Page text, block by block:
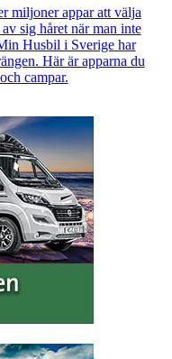
miljoner appar att välja
sig håret när man inte
Husbil i Sverige har
Här är apparna du
campar.